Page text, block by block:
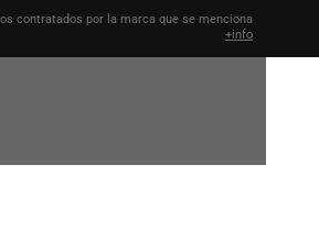
contratados por la marca que se menciona
+info